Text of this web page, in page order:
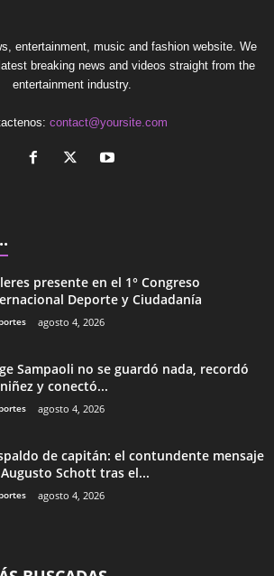
entertainment, music and fashion website. We
breaking news and videos straight from the
entertainment industry.
contact@yoursite.com
presente en el 1° Congreso
Deporte y Ciudadanía
agosto 4, 2026
Sampaoli no se guardó nada, recordó
y conectó...
agosto 4, 2026
de capitán: el contundente mensaje
Schott tras el...
agosto 4, 2026